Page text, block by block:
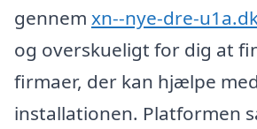
gennem xn--nye-dre-
og overskueligt for dig at
firmaer, der kan hjælpe med
installationen. Platformen